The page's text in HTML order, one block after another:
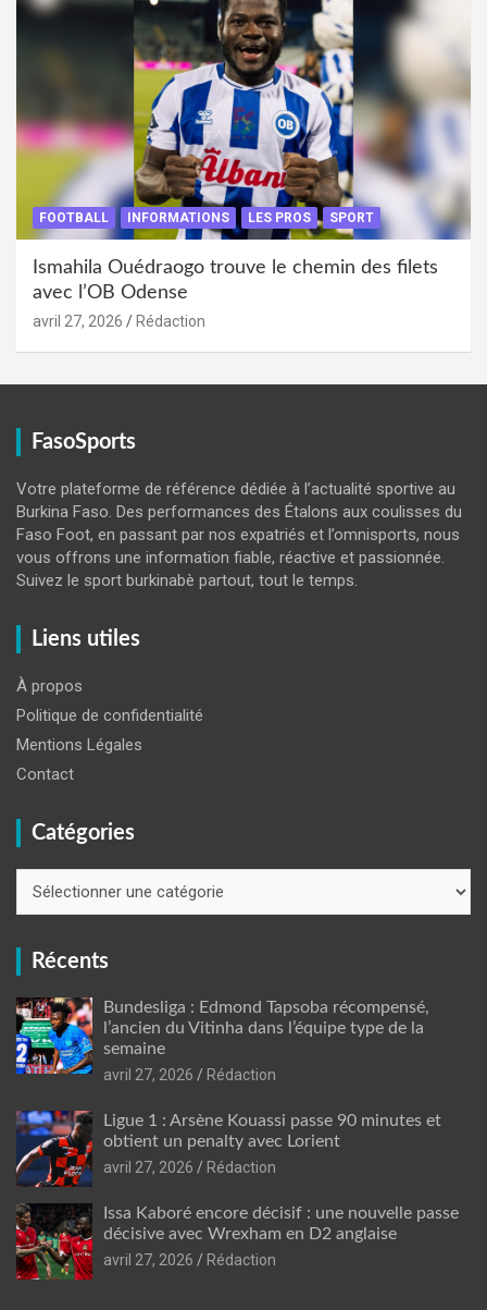
FOOTBALL INFORMATIONS LES PROS SPORT
Ismahila Ouédraogo trouve le chemin des filets
avec l’OB Odense
avril 27, 2026 Rédaction
FasoSports
Votre plateforme de référence dédiée à l’actualité sportive au
Burkina Faso. Des performances des Étalons aux coulisses du
Faso Foot, en passant par nos expatriés et l’omnisports, nous
vous offrons une information fiable, réactive et passionnée.
Suivez le sport burkinabè partout, tout le temps.
Liens utiles
À propos
Politique de confidentialité
Mentions Légales
Contact
Catégories
Récents
Bundesliga : Edmond Tapsoba récompensé,
l’ancien du Vitinha dans l’équipe type de la
semaine
avril 27, 2026
Rédaction
Ligue 1 : Arsène Kouassi passe 90 minutes et
obtient un penalty avec Lorient
avril 27, 2026
Rédaction
Issa Kaboré encore décisif : une nouvelle passe
décisive avec Wrexham en D2 anglaise
avril 27, 2026
Rédaction